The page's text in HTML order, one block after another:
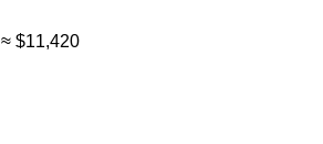
≈ $11,420